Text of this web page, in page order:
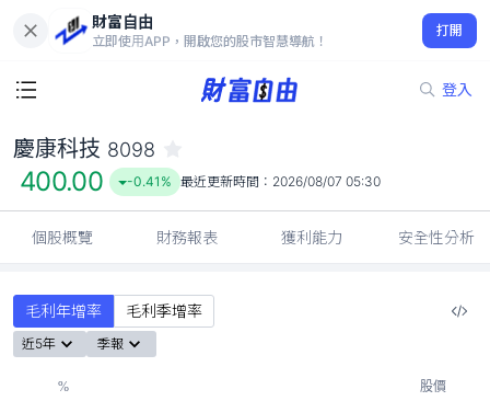
財富自由
立即使用APP，開啟您的股市智慧導航！
打開
登入
400.00
-0.41%
慶康科技 8098
400.00 -0.41% 最近更新時間： 2026/08/07 05:30
個股概覽 財務報表 獲利能力 安全性分析
毛利年增率 毛利季增率
近5年 季報